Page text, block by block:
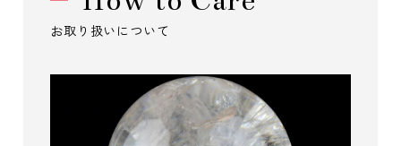
お取り扱いについて